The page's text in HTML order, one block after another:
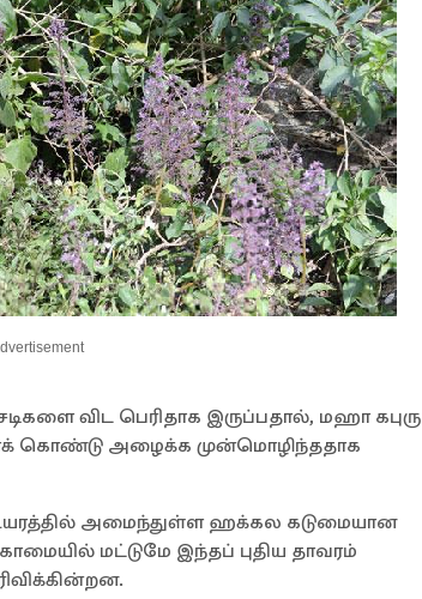
விட பெரிதாக இருப்பதால், மஹா கபுரு
கொண்டு அழைக்க முன்மொழிந்ததாக
உயரத்தில் அமைந்துள்ள ஹக்கல கடுமையான
மட்டுமே இந்தப் புதிய தாவரம்